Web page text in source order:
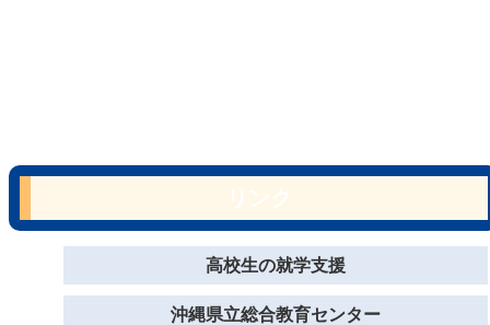
高校生の就学支援
沖縄県立総合教育センター